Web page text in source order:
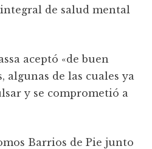
de salud mental
aceptó «de buen
algunas de las cuales ya
y se comprometió a
Barrios de Pie junto